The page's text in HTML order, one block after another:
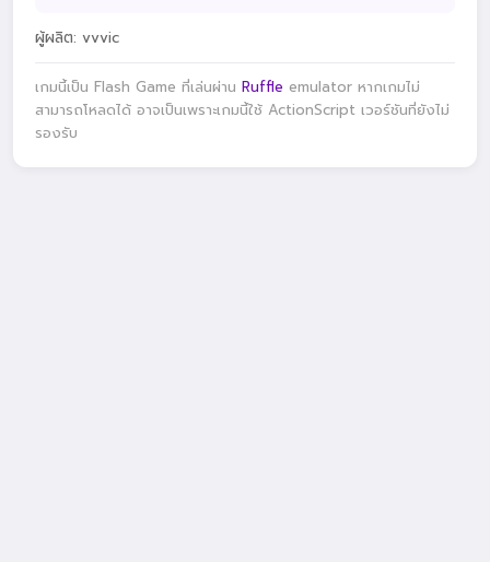
ผู้ผลิต: vvvic
เกมนี้เป็น Flash Game ที่เล่นผ่าน Ruffle emulator หากเกมไม่
สามารถโหลดได้ อาจเป็นเพราะเกมนี้ใช้ ActionScript เวอร์ชันที่ยังไม่
รองรับ